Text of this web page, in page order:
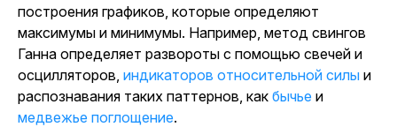
построения графиков, которые определяют
максимумы и минимумы. Например, метод свингов
Ганна определяет развороты с помощью свечей и
осцилляторов, индикаторов относительной силы и
распознавания таких паттернов, как бычье и
медвежье поглощение.